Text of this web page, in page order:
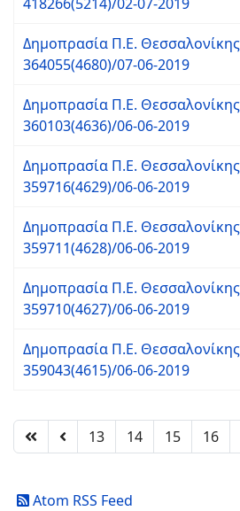
Δημοπρασία Π.Ε. Θεσσαλονίκης
364055(4680)/07-06-2019
Δημοπρασία Π.Ε. Θεσσαλονίκης
360103(4636)/06-06-2019
Δημοπρασία Π.Ε. Θεσσαλονίκης
359716(4629)/06-06-2019
Δημοπρασία Π.Ε. Θεσσαλονίκης
359711(4628)/06-06-2019
Δημοπρασία Π.Ε. Θεσσαλονίκης
359710(4627)/06-06-2019
Δημοπρασία Π.Ε. Θεσσαλονίκης
359043(4615)/06-06-2019
13 14 15 16
Atom RSS Feed